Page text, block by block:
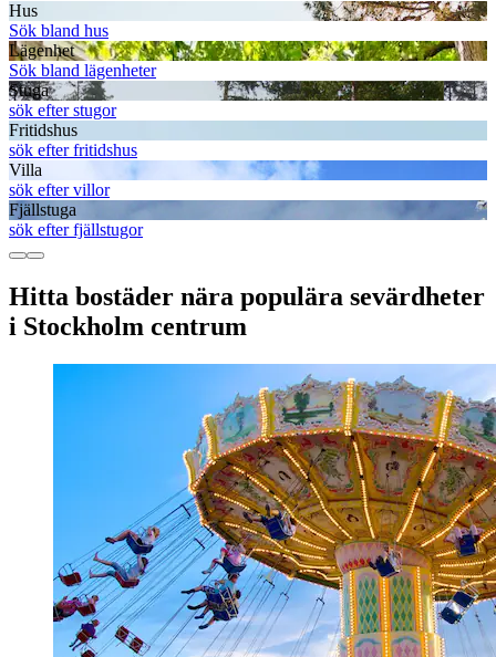
Hus
Sök bland hus
Lägenhet
Sök bland lägenheter
Stuga
sök efter stugor
Fritidshus
sök efter fritidshus
Villa
sök efter villor
Fjällstuga
sök efter fjällstugor
Hitta bostäder nära populära sevärdheter
i Stockholm centrum